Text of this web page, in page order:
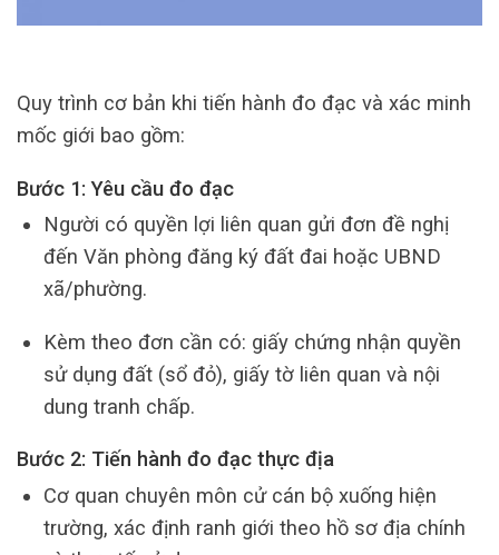
Quy trình cơ bản khi tiến hành đo đạc và xác minh
mốc giới bao gồm:
Bước 1: Yêu cầu đo đạc
Người có quyền lợi liên quan gửi đơn đề nghị
đến Văn phòng đăng ký đất đai hoặc UBND
xã/phường.
Kèm theo đơn cần có: giấy chứng nhận quyền
sử dụng đất (sổ đỏ), giấy tờ liên quan và nội
dung tranh chấp.
Bước 2: Tiến hành đo đạc thực địa
Cơ quan chuyên môn cử cán bộ xuống hiện
trường, xác định ranh giới theo hồ sơ địa chính